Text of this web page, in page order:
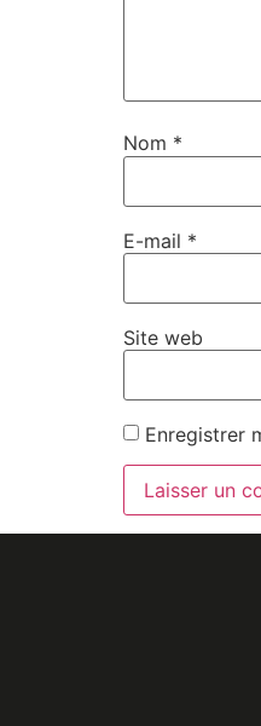
Nom *
E-mail *
Site web
Enregistrer